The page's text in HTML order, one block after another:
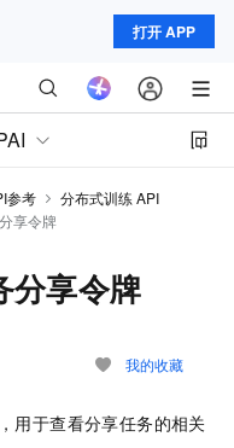
打开 APP
参考
分布式训练 API
享令牌
分享令牌
我的收藏
用于查看分享任务的相关